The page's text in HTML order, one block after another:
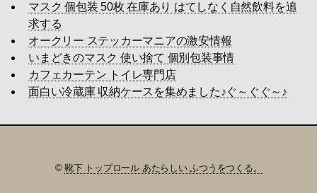
マスク 個包装 50枚 在庫あり はてしなく自然飲料を追
求する
オークリー ステッカーマニアの激安情報
いまどきのマスク 使い捨て 個別包装事情
カフェカーテン トイレ専門店
面白い冷蔵庫 収納ケースを集めました♪ぐ～ぐぐ～♪
©靴下 トップロール あたらしい ふつうをつくる。